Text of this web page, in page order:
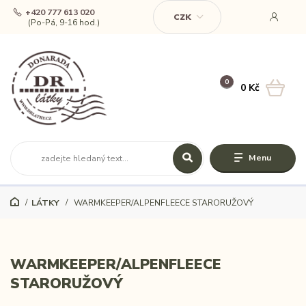
Menu
CZK
+420 777 613 020
(Po-Pá, 9-16 hod.)
0 0 Kč
LÁTKY WARMKEEPER/ALPENFLEECE STARORUŽOVÝ
WARMKEEPER/ALPENFLEECE
STARORUŽOVÝ